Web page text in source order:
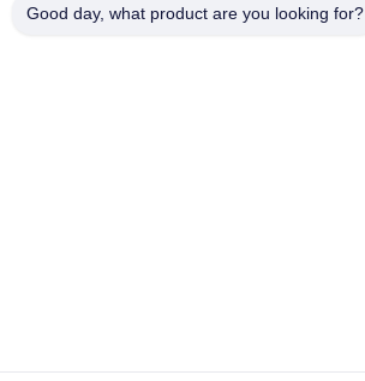
Good day, what product are you looking for?